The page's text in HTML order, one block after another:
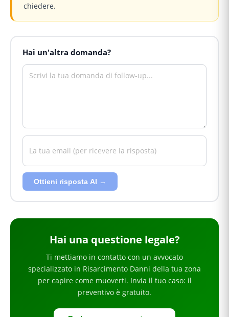
chiedere.
Hai un'altra domanda?
Ottieni risposta AI →
Hai una questione legale?
Ti mettiamo in contatto con un avvocato
specializzato in Risarcimento Danni della tua zona
per capire come muoverti. Invia il tuo caso: il
preventivo è gratuito.